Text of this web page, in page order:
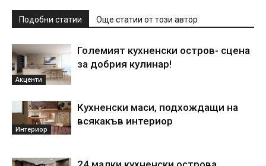
Подобни статии Още статии от този автор
Акценти
Големият кухненски остров- сцена
за добрия кулинар!
Интериор
Кухненски маси, подхождащи на
всякакъв интериор